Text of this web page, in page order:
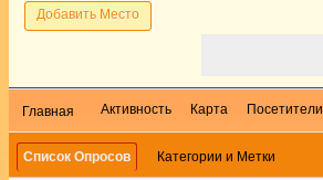
Добавить Место
Главная Активность Карта Посетители
Список Опросов Категории и Метки